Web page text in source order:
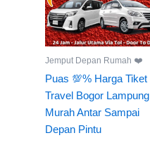
Jemput Depan Rumah ❤️
Puas 💯% Harga Tiket
Travel Bogor Lampung
Murah Antar Sampai
Depan Pintu